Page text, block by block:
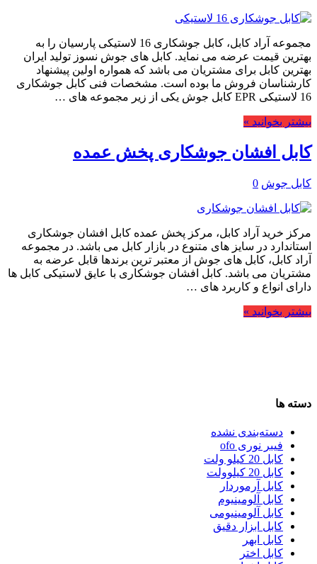
مجموعه آراد کابل، کابل جوشکاری 16 لاستیکی پارسیان را به
بهترین قیمت عرضه می نماید. کابل های جوش نسوز تولید ایران
بهترین کابل برای مشتریان می باشد که همواره اولین پیشنهاد
کارشناسان فروش ما بوده است. مشخصات فنی کابل جوشکاری
16 لاستیکی EPR کابل جوش یکی از زیر مجموعه های …
بیشتر بخوانید »
کابل افشان جوشکاری پخش عمده
کابل جوش 0
مرکز خرید آراد کابل، مرکز پخش عمده کابل افشان جوشکاری
استاندارد در سایز های متنوع در بازار کابل می باشد. در مجموعه
آراد کابل، کابل های جوش از معتبر ترین برندها قابل عرضه به
مشتریان می باشد. کابل افشان جوشکاری با عایق لاستیکی کابل ها
دارای انواع و کاربرد های …
بیشتر بخوانید »
دسته ها
دسته‌بندی نشده
فیبر نوری ofo
کابل 20 کیلو ولت
کابل 20 کیلوولت
کابل آرموردار
کابل آلومینیوم
کابل آلومینیومی
کابل ابزار دقیق
کابل ابهر
کابل اختر